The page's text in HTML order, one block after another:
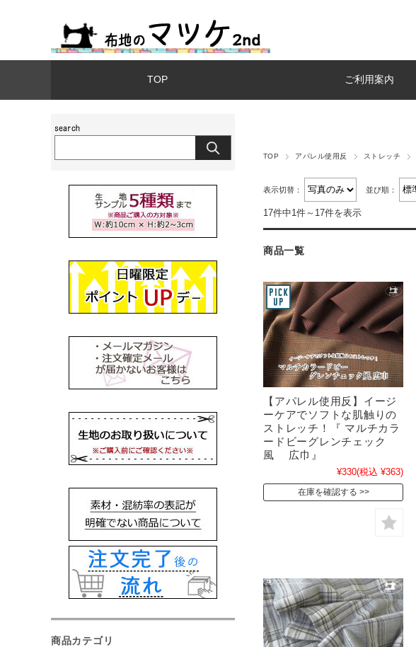
TOP ご利用案内
TOP アパレル使用反 ストレッチ
表示切替： 並び順：
17件中1件～17件を表示
商品一覧
【アパレル使用反】イージ
ーケアでソフトな肌触りの
ストレッチ！『 マルチカラ
ードビーグレンチェック
風 広巾』
¥330(税込 ¥363)
在庫を確認する
商品カテゴリ